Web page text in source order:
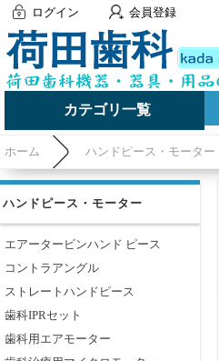
ログイン 会員登録
カテゴリ一覧
ホーム ハンドピース・モーター
ハンドピース・モーター
エアータービンハンド ピース
コントラアングル
ストレートハンドピース
歯科IPRセット
歯科用エアモーター